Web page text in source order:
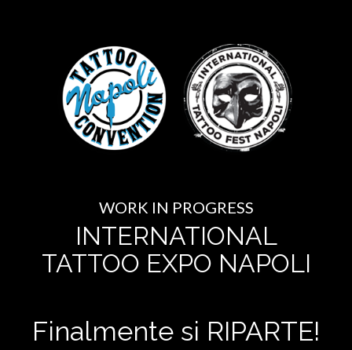
WORK IN PROGRESS
INTERNATIONAL
TATTOO EXPO NAPOLI
Finalmente si RIPARTE!